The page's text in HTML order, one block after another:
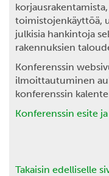
toimistojenkäyttöä,
julkisia hankintoja
rakennuksien
Konferenssin
ilmoittautuminen
konferenssin
Konferenssin esite
Takaisin edelliselle